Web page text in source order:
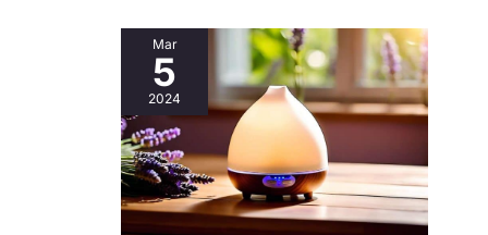
Mar
5
2024